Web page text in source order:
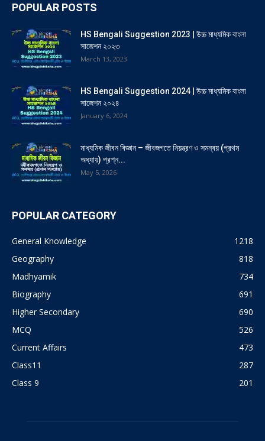
POPULAR POSTS
HS Bengali Suggestion 2023 | উচ্চ মাধ্যমিক বাংলা
সাজেশন ২০২৩
March 13, 2023
HS Bengali Suggestion 2024 | উচ্চ মাধ্যমিক বাংলা
সাজেশন ২০২৪
January 6, 2024
মাধ্যমিক জীবন বিজ্ঞান – জীবজগতে নিয়ন্ত্রণ ও সমন্বয় (প্রথম
অধ্যায়) প্রশ্ন...
May 5, 2026
POPULAR CATEGORY
General Knowledge
1218
Geography
818
Madhyamik
734
Biography
691
Higher Secondary
690
MCQ
526
Current Affairs
473
Class11
287
Class 9
201